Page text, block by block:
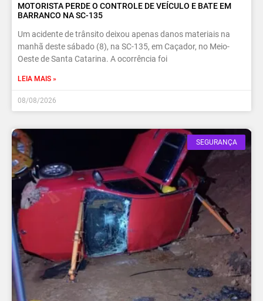
MOTORISTA PERDE O CONTROLE DE VEÍCULO E BATE EM
BARRANCO NA SC-135
Um acidente de trânsito deixou apenas danos materiais na
manhã deste sábado (8), na SC-135, em Caçador, no Meio-
Oeste de Santa Catarina. A ocorrência foi
LEIA MAIS »
08/08/2026
SEGURANÇA